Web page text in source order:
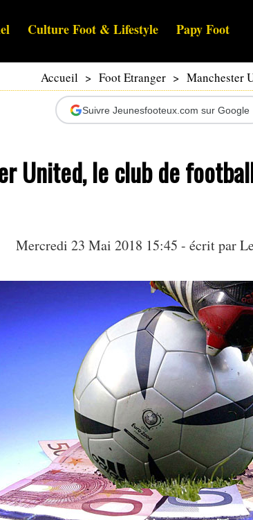
Culture Foot & Lifestyle Papy Foot
Accueil > Foot Etranger > Manchester
Suivre Jeunesfooteux.com sur Google
United, le club de
Mercredi 23 Mai 2018 15:45 - écrit par